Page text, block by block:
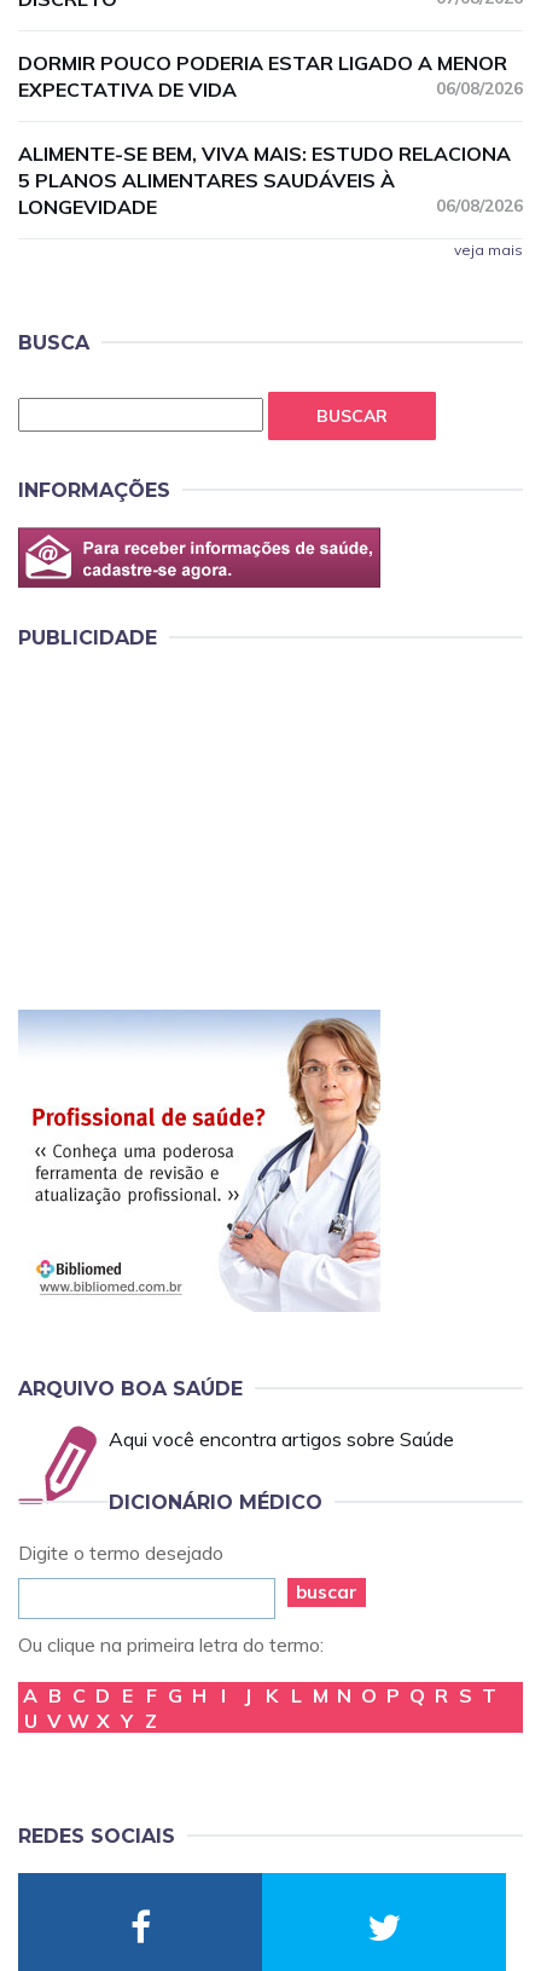
DORMIR POUCO PODERIA ESTAR LIGADO A MENOR
EXPECTATIVA DE VIDA
06/08/2026
ALIMENTE-SE BEM, VIVA MAIS: ESTUDO RELACIONA
5 PLANOS ALIMENTARES SAUDÁVEIS À
LONGEVIDADE
06/08/2026
veja mais
BUSCA
BUSCAR
INFORMAÇÕES
PUBLICIDADE
ARQUIVO BOA SAÚDE
Aqui você encontra artigos sobre Saúde
DICIONÁRIO MÉDICO
Digite o termo desejado
buscar
Ou clique na primeira letra do termo:
A B C D E F G H I J K L M N O P Q R S T
U V W X Y Z
REDES SOCIAIS